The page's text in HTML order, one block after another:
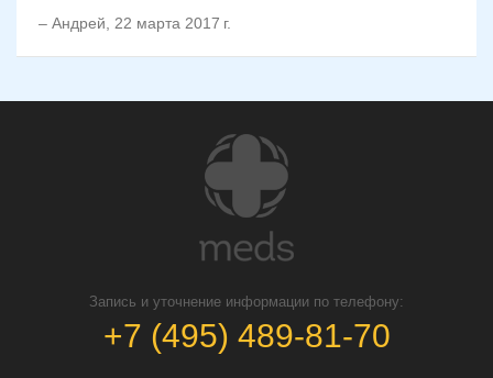
– Андрей, 22 марта 2017 г.
Запись и уточнение информации по телефону:
+7 (495) 489-81-70